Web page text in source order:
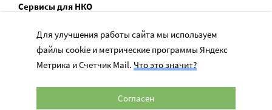
Сервисы для НКО
Спецпроекты
Социальное служение
Для улучшения работы сайта мы используем
файлы cookie и метрические программы Яндекс
Метрика и Счетчик Mail. Что это значит?
Согласен